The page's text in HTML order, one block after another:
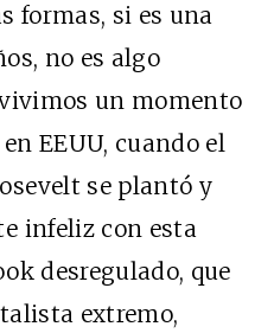
formas, si es una
no es algo
un momento
EEUU, cuando el
se plantó y
infeliz con esta
desregulado, que
extremo,